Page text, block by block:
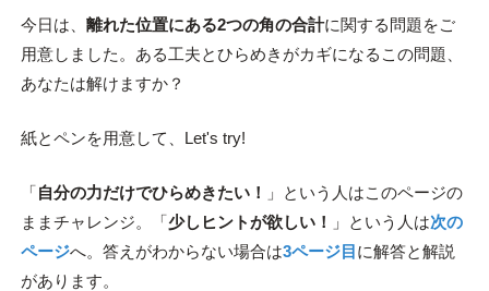
今日は、 離れた位置にある2つの角の合計に関する問題をご
用意しました。ある工夫とひらめきがカギになるこの問題、
あなたは解けますか？
紙とペンを用意して、Let's try!
「自分の力だけでひらめきたい！
」という人はこのページの
ままチャレンジ。「少しヒントが欲しい！ 」という人は次の
ページへ。答えがわからない場合は3ページ目 に解答と解説
があります。